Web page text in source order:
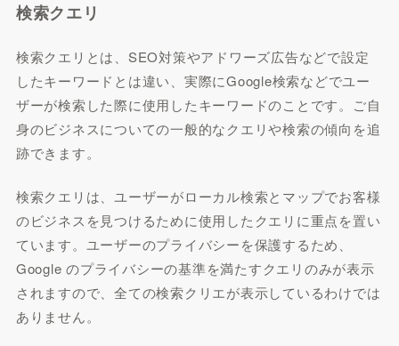
検索クエリ
検索クエリとは、SEO対策やアドワーズ広告などで設定
したキーワードとは違い、実際にGoogle検索などでユー
ザーが検索した際に使用したキーワードのことです。ご自
身のビジネスについての一般的なクエリや検索の傾向を追
跡できます。
検索クエリは、ユーザーがローカル検索とマップでお客様
のビジネスを見つけるために使用したクエリに重点を置い
ています。ユーザーのプライバシーを保護するため、
Google のプライバシーの基準を満たすクエリのみが表示
されますので、全ての検索クリエが表示しているわけでは
ありません。